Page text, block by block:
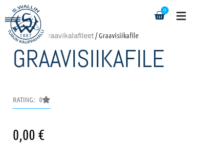
0
Etusivu/Graavikalafileet/ Graavisiikafile
GRAAVISIIKAFILE
RATING: 0
0,00€